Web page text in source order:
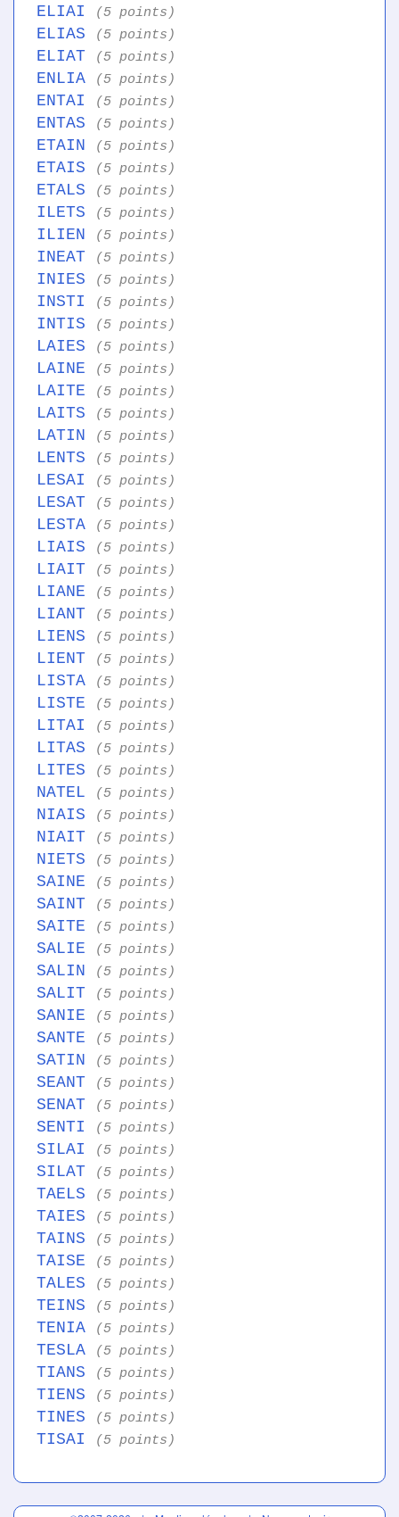
ELIAI (5 points)
ELIAS (5 points)
ELIAT (5 points)
ENLIA (5 points)
ENTAI (5 points)
ENTAS (5 points)
ETAIN (5 points)
ETAIS (5 points)
ETALS (5 points)
ILETS (5 points)
ILIEN (5 points)
INEAT (5 points)
INIES (5 points)
INSTI (5 points)
INTIS (5 points)
LAIES (5 points)
LAINE (5 points)
LAITE (5 points)
LAITS (5 points)
LATIN (5 points)
LENTS (5 points)
LESAI (5 points)
LESAT (5 points)
LESTA (5 points)
LIAIS (5 points)
LIAIT (5 points)
LIANE (5 points)
LIANT (5 points)
LIENS (5 points)
LIENT (5 points)
LISTA (5 points)
LISTE (5 points)
LITAI (5 points)
LITAS (5 points)
LITES (5 points)
NATEL (5 points)
NIAIS (5 points)
NIAIT (5 points)
NIETS (5 points)
SAINE (5 points)
SAINT (5 points)
SAITE (5 points)
SALIE (5 points)
SALIN (5 points)
SALIT (5 points)
SANIE (5 points)
SANTE (5 points)
SATIN (5 points)
SEANT (5 points)
SENAT (5 points)
SENTI (5 points)
SILAI (5 points)
SILAT (5 points)
TAELS (5 points)
TAIES (5 points)
TAINS (5 points)
TAISE (5 points)
TALES (5 points)
TEINS (5 points)
TENIA (5 points)
TESLA (5 points)
TIANS (5 points)
TIENS (5 points)
TINES (5 points)
TISAI (5 points)